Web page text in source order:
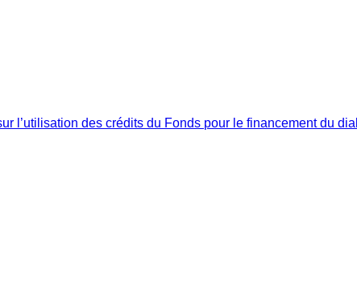
l’utilisation des crédits du Fonds pour le financement du